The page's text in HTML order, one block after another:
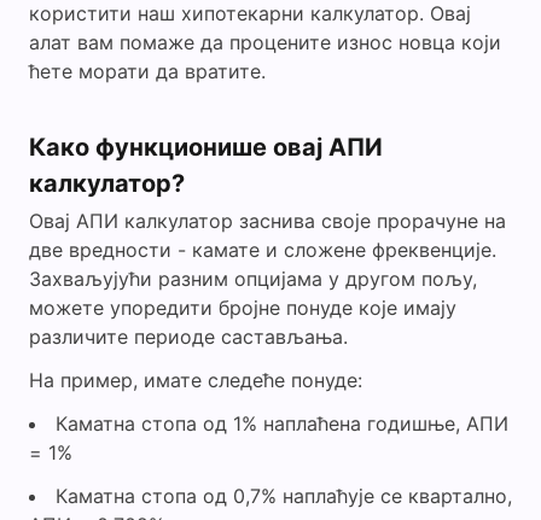
користити наш хипотекарни калкулатор. Овај
алат вам помаже да процените износ новца који
ћете морати да вратите.
Како функционише овај АПИ
калкулатор?
Овај АПИ калкулатор заснива своје прорачуне на
две вредности - камате и сложене фреквенције.
Захваљујући разним опцијама у другом пољу,
можете упоредити бројне понуде које имају
различите периоде састављања.
На пример, имате следеће понуде:
Каматна стопа од 1% наплаћена годишње, АПИ
= 1%
Каматна стопа од 0,7% наплаћује се квартално,